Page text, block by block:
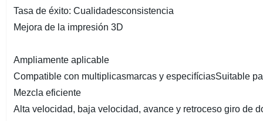
Tasa de éxito: Cualidadesconsistencia
Mejora de la impresión 3D
Ampliamente aplicable
Compatible con multiplicasmarcas y especifíciasSuitable
Mezcla eficiente
Alta velocidad, baja velocidad, avance y retroceso giro de